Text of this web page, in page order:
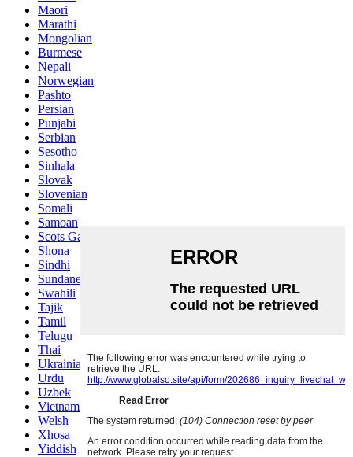
Maori
Marathi
Mongolian
Burmese
Nepali
Norwegian
Pashto
Persian
Punjabi
Serbian
Sesotho
Sinhala
Slovak
Slovenian
Somali
Samoan
Scots Gaelic
Shona
Sindhi
Sundanese
Swahili
Tajik
Tamil
Telugu
Thai
Ukrainian
Urdu
Uzbek
Vietnamese
Welsh
Xhosa
Yiddish